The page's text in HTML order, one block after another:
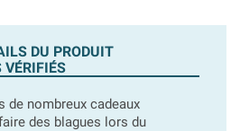
DU PRODUIT
VÉRIFIÉS
de nombreux cadeaux
des blagues lors du